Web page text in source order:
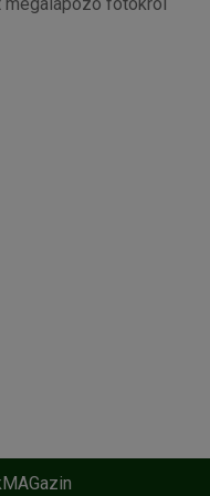
fotókról